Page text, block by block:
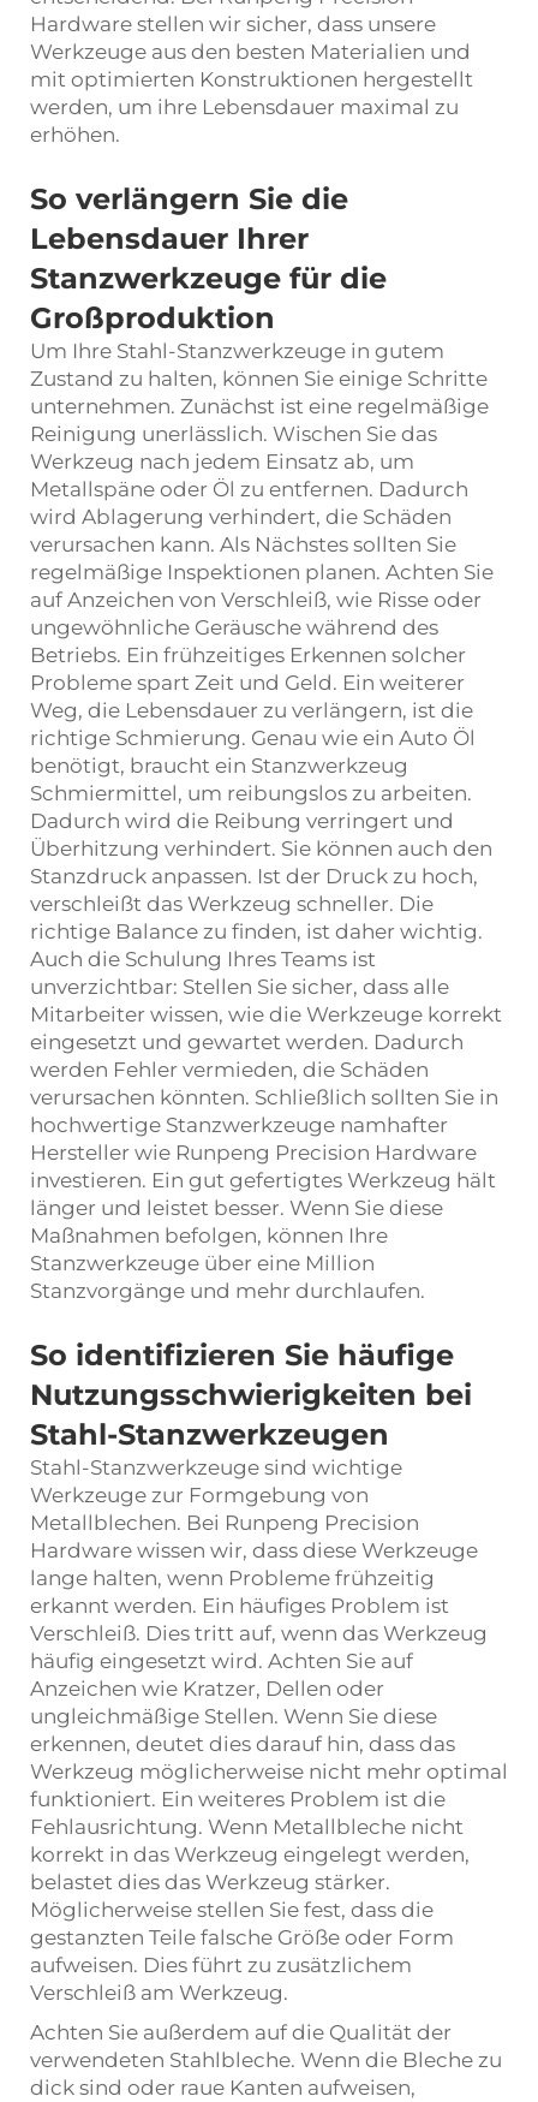
Hardware stellen wir sicher, dass unsere
Werkzeuge aus den besten Materialien und
mit optimierten Konstruktionen hergestellt
werden, um ihre Lebensdauer maximal zu
erhöhen.
So verlängern Sie die
Lebensdauer Ihrer
Stanzwerkzeuge für die
Großproduktion
Um Ihre Stahl-Stanzwerkzeuge in gutem
Zustand zu halten, können Sie einige Schritte
unternehmen. Zunächst ist eine regelmäßige
Reinigung unerlässlich. Wischen Sie das
Werkzeug nach jedem Einsatz ab, um
Metallspäne oder Öl zu entfernen. Dadurch
wird Ablagerung verhindert, die Schäden
verursachen kann. Als Nächstes sollten Sie
regelmäßige Inspektionen planen. Achten Sie
auf Anzeichen von Verschleiß, wie Risse oder
ungewöhnliche Geräusche während des
Betriebs. Ein frühzeitiges Erkennen solcher
Probleme spart Zeit und Geld. Ein weiterer
Weg, die Lebensdauer zu verlängern, ist die
richtige Schmierung. Genau wie ein Auto Öl
benötigt, braucht ein Stanzwerkzeug
Schmiermittel, um reibungslos zu arbeiten.
Dadurch wird die Reibung verringert und
Überhitzung verhindert. Sie können auch den
Stanzdruck anpassen. Ist der Druck zu hoch,
verschleißt das Werkzeug schneller. Die
richtige Balance zu finden, ist daher wichtig.
Auch die Schulung Ihres Teams ist
unverzichtbar: Stellen Sie sicher, dass alle
Mitarbeiter wissen, wie die Werkzeuge korrekt
eingesetzt und gewartet werden. Dadurch
werden Fehler vermieden, die Schäden
verursachen könnten. Schließlich sollten Sie in
hochwertige Stanzwerkzeuge namhafter
Hersteller wie Runpeng Precision Hardware
investieren. Ein gut gefertigtes Werkzeug hält
länger und leistet besser. Wenn Sie diese
Maßnahmen befolgen, können Ihre
Stanzwerkzeuge über eine Million
Stanzvorgänge und mehr durchlaufen.
So identifizieren Sie häufige
Nutzungsschwierigkeiten bei
Stahl-Stanzwerkzeugen
Stahl-Stanzwerkzeuge sind wichtige
Werkzeuge zur Formgebung von
Metallblechen. Bei Runpeng Precision
Hardware wissen wir, dass diese Werkzeuge
lange halten, wenn Probleme frühzeitig
erkannt werden. Ein häufiges Problem ist
Verschleiß. Dies tritt auf, wenn das Werkzeug
häufig eingesetzt wird. Achten Sie auf
Anzeichen wie Kratzer, Dellen oder
ungleichmäßige Stellen. Wenn Sie diese
erkennen, deutet dies darauf hin, dass das
Werkzeug möglicherweise nicht mehr optimal
funktioniert. Ein weiteres Problem ist die
Fehlausrichtung. Wenn Metallbleche nicht
korrekt in das Werkzeug eingelegt werden,
belastet dies das Werkzeug stärker.
Möglicherweise stellen Sie fest, dass die
gestanzten Teile falsche Größe oder Form
aufweisen. Dies führt zu zusätzlichem
Verschleiß am Werkzeug.
Achten Sie außerdem auf die Qualität der
verwendeten Stahlbleche. Wenn die Bleche zu
dick sind oder raue Kanten aufweisen,